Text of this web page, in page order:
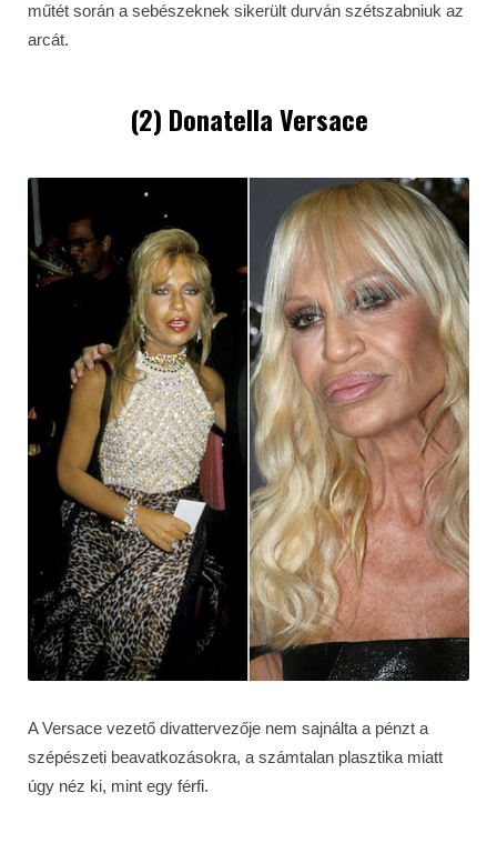
műtét során a sebészeknek sikerült durván szétszabniuk az
arcát.
(2) Donatella Versace
A Versace vezető divattervezője nem sajnálta a pénzt a
szépészeti beavatkozásokra, a számtalan plasztika miatt
úgy néz ki, mint egy férfi.